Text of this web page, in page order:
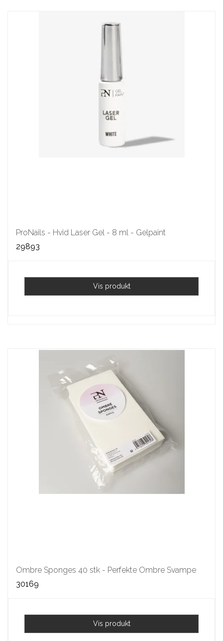
ProNails - Hvid Laser Gel - 8 ml - Gelpaint
29893
Vis produkt
Ombre Sponges 40 stk - Perfekte Ombre Svampe
30169
Vis produkt